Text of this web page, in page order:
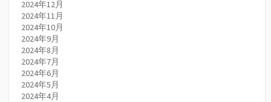
2024年12月
2024年11月
2024年10月
2024年9月
2024年8月
2024年7月
2024年6月
2024年5月
2024年4月